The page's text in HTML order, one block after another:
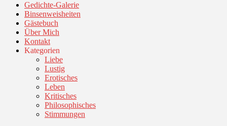
Gedichte-Galerie
Binsenweisheiten
Gästebuch
Über Mich
Kontakt
Kategorien
Liebe
Lustig
Erotisches
Leben
Kritisches
Philosophisches
Stimmungen